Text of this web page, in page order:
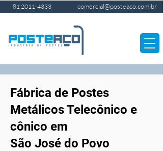
81 2011-4333 comercial@posteaco.com.br
Fábrica de Postes
Metálicos Telecônico e
cônico em
São José do Povo